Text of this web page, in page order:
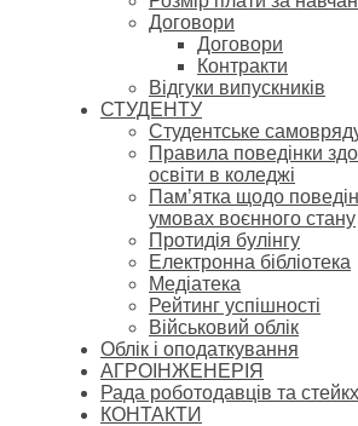
Договори
Договори
Контракти
Відгуки випускників
СТУДЕНТУ
Cтудентське
Правила поведінки
освіти в коледжі
Пам’ятка щодо
умовах воєнного стану
Протидія булінгу
Електронна бібліотека
Медіатека
Рейтинг успішності
Військовий облік
Облік і оподаткування
АГРОІНЖЕНЕРІЯ
Рада роботодавців та
КОНТАКТИ